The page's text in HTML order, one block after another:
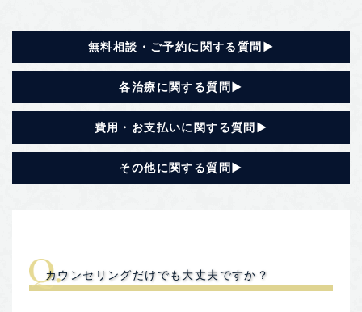
無料相談・ご予約に関する質問▶︎
各治療に関する質問▶︎
費用・お支払いに関する質問▶︎
その他に関する質問▶︎
カウンセリングだけでも大丈夫ですか？